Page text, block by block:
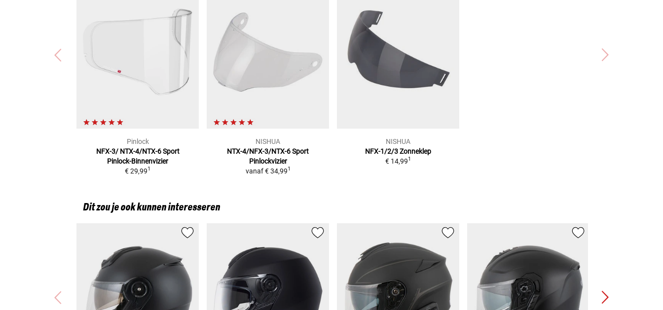
Pinlock
NFX-3/ NTX-4/NTX-6 Sport
Pinlock-Binnenvizier
€ 29,991
NISHUA
NTX-4/NFX-3/NTX-6 Sport
Pinlockvizier
vanaf € 34,991
NISHUA
NFX-1/2/3Zonneklep
€ 14,991
Dit zou je ook kunnen interesseren